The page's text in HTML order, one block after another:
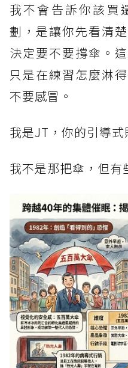
我不會告訴你該買
劃，是讓你先看清
決定要不要撐傘。
只是在練習怎麼淋
不要感冒。
我是JT，你的引導式
我不是那把傘，但有